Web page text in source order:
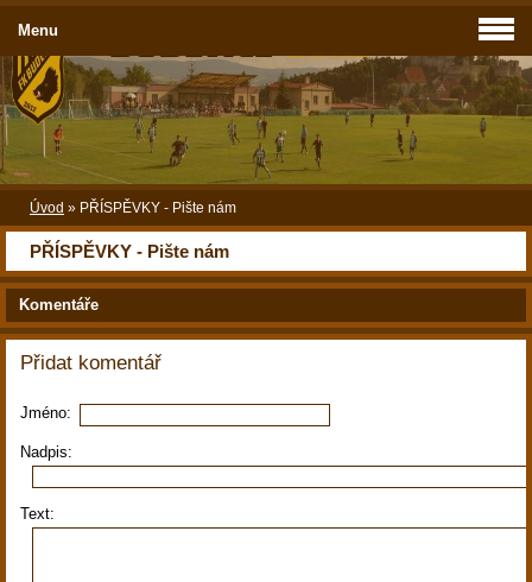
Úvod » PŘÍSPĚVKY - Pište nám
PŘÍSPĚVKY - Pište nám
Komentáře
Přidat komentář
Jméno:
Nadpis:
Text:
Menu